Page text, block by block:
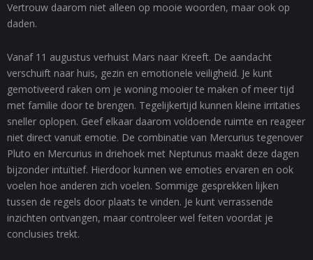
Vertrouw daarom niet alleen op mooie woorden, maar ook op
daden.
Vanaf 11 augustus verhuist Mars naar Kreeft. De aandacht
verschuift naar huis, gezin en emotionele veiligheid. Je kunt
gemotiveerd raken om je woning mooier te maken of meer tijd
met familie door te brengen. Tegelijkertijd kunnen kleine irritaties
sneller oplopen. Geef elkaar daarom voldoende ruimte en reageer
niet direct vanuit emotie. De combinatie van Mercurius tegenover
Pluto en Mercurius in driehoek met Neptunus maakt deze dagen
bijzonder intuïtief. Hierdoor kunnen we emoties ervaren en ook
voelen hoe anderen zich voelen. Sommige gesprekken lijken
tussen de regels door plaats te vinden. Je kunt verrassende
inzichten ontvangen, maar controleer wel feiten voordat je
conclusies trekt.